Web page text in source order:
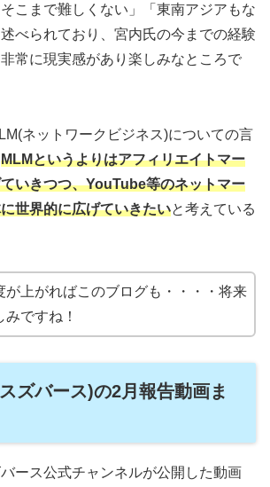
こまで難しくない」「東南アジアもな
べられており、宮内氏の今までの経験
常に現実感があり楽しみなところで
ネットワークビジネス)についての言
MLMというよりはアフィリエイトマー
いきつつ、YouTube等のネットマー
世界的に広げていきたいと考えている
が上がればこのブログも・・・・将来
みですね！
ズバース)の2月報告動画ま
ース公式チャンネルが公開した動画